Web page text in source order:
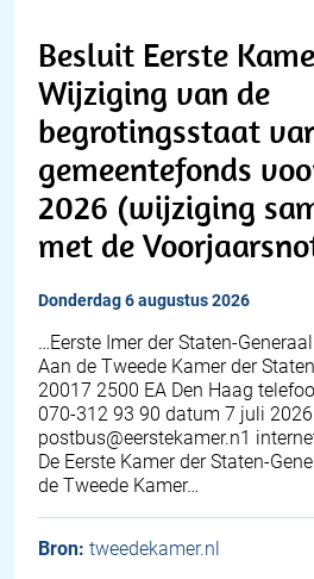
Besluit Eerste
Wijziging van de
begrotingsstaat
gemeentefonds
2026 (wijziging
met de
donderdag 6 augustus 2026
…Eerste Imer der Staten-
Aan de Tweede Kamer der
20017 2500 EA Den Haag
070-312 93 90 datum 7 juli 2026
postbus@eerstekamer.n1
De Eerste Kamer der Staten-
de Tweede Kamer…
Bron: tweedekamer.nl